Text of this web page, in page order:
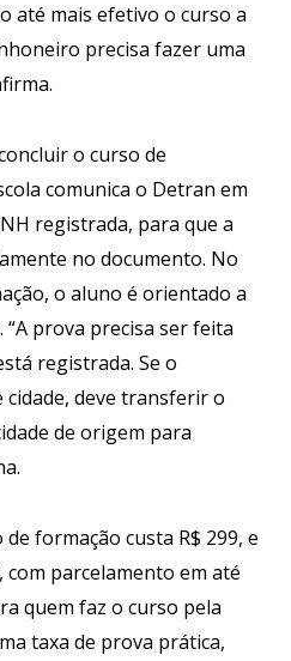
até mais efetivo o curso a
precisa fazer uma
o curso de
comunica o Detran em
registrada, para que a
no documento. No
o aluno é orientado a
prova precisa ser feita
registrada. Se o
deve transferir o
de origem para
formação custa R$ 299, e
com parcelamento em até
quem faz o curso pela
taxa de prova prática,